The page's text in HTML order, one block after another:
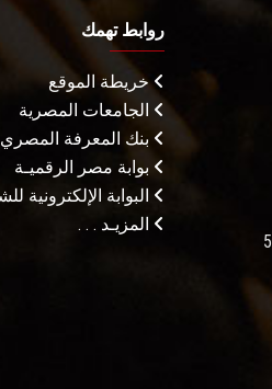
روابط تهمك
خريطة الموقع
الجامعات المصرية
بنك المعرفة المصري
بوابة مصر الرقميـة
البوابة الإلكترونية
المزيـد . . .